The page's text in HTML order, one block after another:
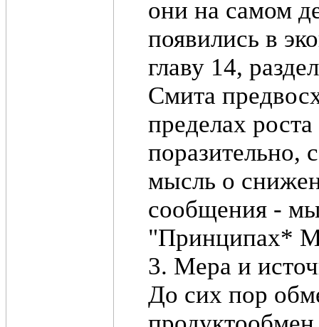
они на самом
появились в
главу 14,
Смита
пределах
поразительно,
мысль о
сообщения -
"Принципах*
3. Мера и
До сих пор